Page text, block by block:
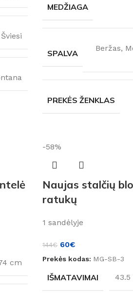
Šviesi
MEDŽIAGA
SPALVA
Beržas,
PREKĖS ŽENKLAS
cm
-58%
Naujas stalčių
ratukų
1 sandėlyje
144€ 60€
Prekės kodas: MG-SB-3
IŠMATAVIMAI 43.5